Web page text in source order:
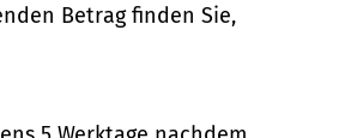
Betrag finden Sie,